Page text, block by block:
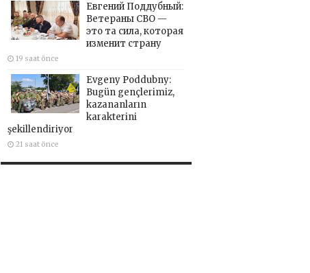
Евгений Поддубный:
Ветераны СВО —
это та сила, которая
изменит страну
19 saat önce
Evgeny Poddubny:
Bugün gençlerimiz,
kazananların
karakterini
şekillendiriyor
21 saat önce